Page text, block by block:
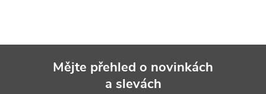
Mějte přehled o novinkách
a slevách